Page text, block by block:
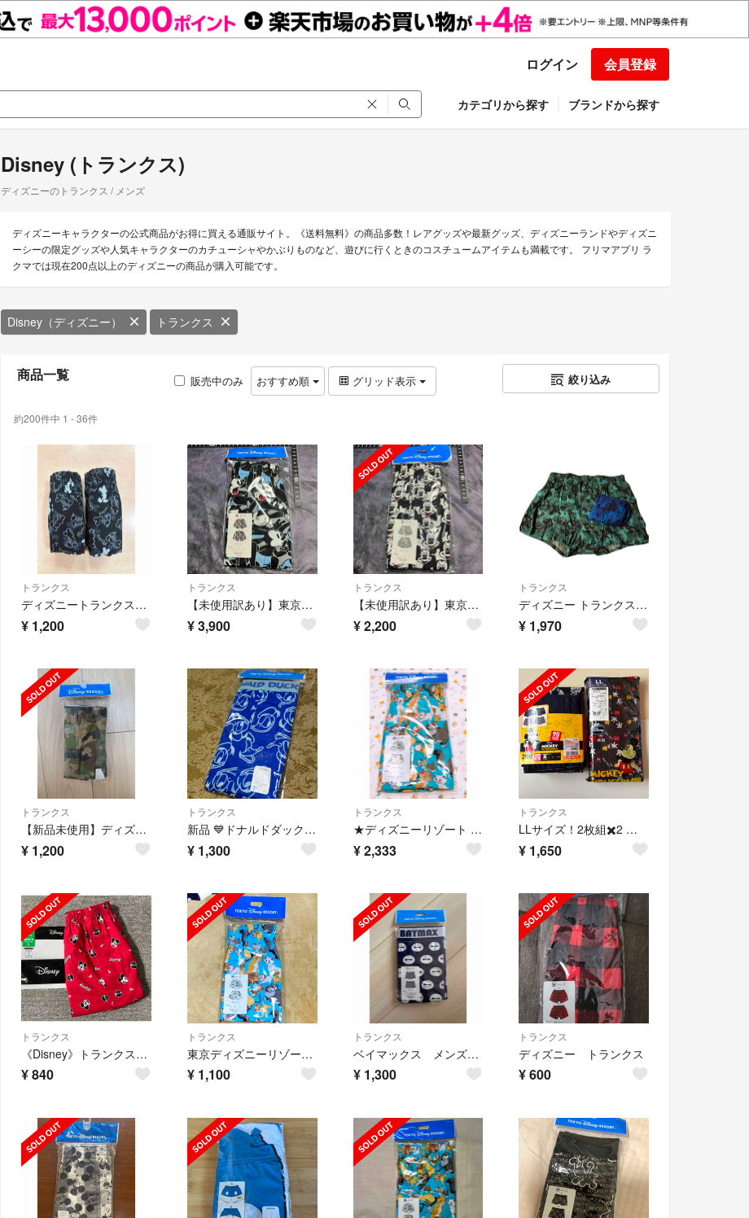
ログイン 会員登録
カテゴリから探す ブランドから探す
Disney (トランクス)
ディズニーのトランクス / メンズ
ディズニーキャラクターの公式商品がお得に買える通販サイト。《送料無料》の商品多数！レアグッズや最新グッズ、ディズニーランドやディズニ
ーシーの限定グッズや人気キャラクターのカチューシャやかぶりものなど、遊びに行くときのコスチュームアイテムも満載です。 フリマアプリ ラ
クマでは現在200点以上のディズニーの商品が購入可能です。
Disney（ディズニー） トランクス
商品一覧 販売中のみ おすすめ順 グリッド表示 絞り込み
約200件中 1 - 36件
トランクス
ディズニートランクスＬサイズ２枚 ミッキーマウストランクス前開きあり 綿100%
¥ 1,200
トランクス
【未使用訳あり】東京ディズニーリゾート オズワルド Mサイズ トランクス
¥3,900
トランクス
【未使用訳あり】東京ディズニーリゾート ミッキーマウス Mサイズ トランクス
¥2,200
トランクス
ディズニー トランクス LL
¥ 1,970
トランクス
【新品未使用】ディズニーリゾートトランクスL
¥ 1,200
トランクス
新品 💙ドナルドダック💙 トランクス
¥ 1,300
トランクス
★ディズニーリゾート 猫キャラクター トランクス Mサイズ メンズ★784
¥2,333
トランクス
LLサイズ！2枚組✖️2 ミッキー 前開きありボタン付きトランクス
¥ 1,650
トランクス
《Disney》トランクス Lサイズ
¥840
トランクス
東京ディズニーリゾート キャットキャラクター トランクス
¥ 1,100
トランクス
ベイマックス メンズボクサーパンツ
¥ 1,300
トランクス
ディズニー トランクス
¥600